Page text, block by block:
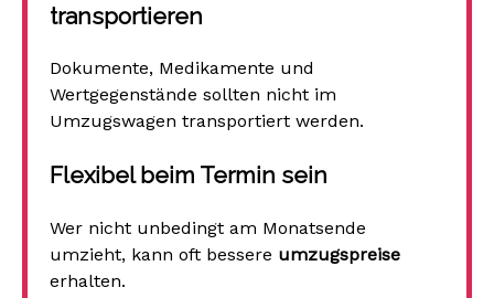
transportieren
Dokumente, Medikamente und
Wertgegenstände sollten nicht im
Umzugswagen transportiert werden.
Flexibel beim Termin sein
Wer nicht unbedingt am Monatsende
umzieht, kann oft bessere umzugspreise
erhalten.